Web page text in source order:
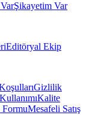
Şikayetim Var
Editöryal Ekip
Gizlilik
Kalite
Mesafeli Satış